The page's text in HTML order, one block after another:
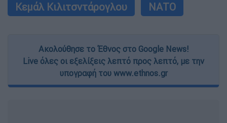
Κεμάλ Κιλιτσντάρογλου
ΝΑΤΟ
Ακολούθησε το Έθνος στο Google News!
Live όλες οι εξελίξεις λεπτό προς λεπτό, με την
υπογραφή του www.ethnos.gr